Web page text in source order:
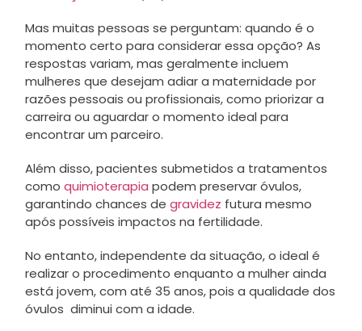
Mas muitas pessoas se perguntam: quando é o
momento certo para considerar essa opção? As
respostas variam, mas geralmente incluem
mulheres que desejam adiar a maternidade por
razões pessoais ou profissionais, como priorizar a
carreira ou aguardar o momento ideal para
encontrar um parceiro.
Além disso, pacientes submetidos a tratamentos
como quimioterapia podem preservar óvulos,
garantindo chances de gravidez futura mesmo
após possíveis impactos na fertilidade.
No entanto, independente da situação, o ideal é
realizar o procedimento enquanto a mulher ainda
está jovem, com até 35 anos, pois a qualidade dos
óvulos diminui com a idade.